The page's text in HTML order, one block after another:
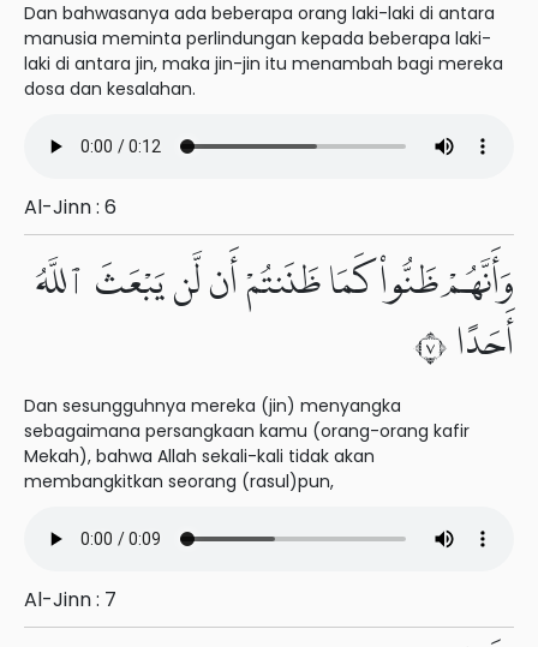
Dan bahwasanya ada beberapa orang laki-laki di antara
manusia meminta perlindungan kepada beberapa laki-
laki di antara jin, maka jin-jin itu menambah bagi mereka
dosa dan kesalahan.
Al-Jinn : 6
وَأَنَّهُمْ ظَنُّوا۟ كَمَا ظَنَنتُمْ أَن لَّن يَبْعَثَ ٱللَّهُ
أَحَدًا ٧
Dan sesungguhnya mereka (jin) menyangka
sebagaimana persangkaan kamu (orang-orang kafir
Mekah), bahwa Allah sekali-kali tidak akan
membangkitkan seorang (rasul)pun,
Al-Jinn : 7